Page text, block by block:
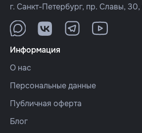
г. Санкт-Петербург, пр. Славы, 30,
Информация
О нас
Персональные данные
Публичная оферта
Блог